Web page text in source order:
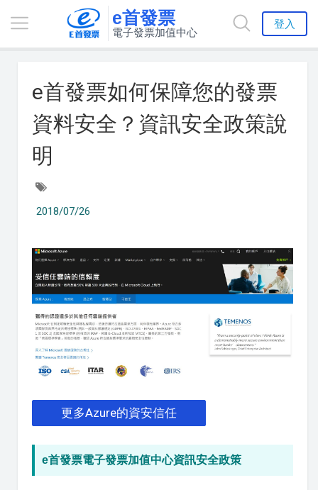
e首發票
電子發票加值中心
登入
e首發票如何保障您的發票
資料安全？資訊安全政策說
明
2018/07/26
更多Azure的資安信任
e首發票電子發票加值中心資訊安全政策